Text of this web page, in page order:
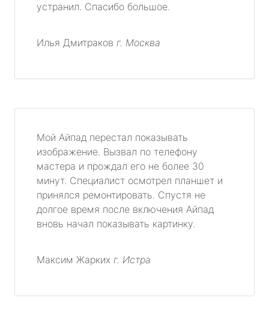
устранил. Спасибо большое.
Илья Дмитраков г. Москва
Мой Айпад перестал показывать
изображение. Вызвал по телефону
мастера и прождал его не более 30
минут. Специалист осмотрел планшет и
принялся ремонтировать. Спустя не
долгое время после включения Айпад
вновь начал показывать картинку.
Максим Жарких г. Истра